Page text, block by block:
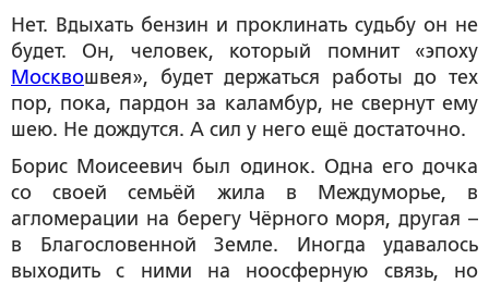
Нет. Вдыхать бензин и проклинать судьбу он не
будет. Он, человек, который помнит «эпоху
Москвошвея», будет держаться работы до тех
пор, пока, пардон за каламбур, не свернут ему
шею. Не дождутся. А сил у него ещё достаточно.
Борис Моисеевич был одинок. Одна его дочка
со своей семьёй жила в Междуморье, в
агломерации на берегу Чёрного моря, другая –
в Благословенной Земле. Иногда удавалось
выходить с ними на ноосферную связь, но